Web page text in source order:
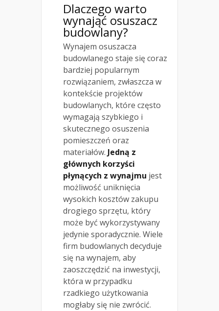
Dlaczego warto
wynająć osuszacz
budowlany?
Wynajem osuszacza
budowlanego staje się coraz
bardziej popularnym
rozwiązaniem, zwłaszcza w
kontekście projektów
budowlanych, które często
wymagają szybkiego i
skutecznego osuszenia
pomieszczeń oraz
materiałów. Jedną z
głównych korzyści
płynących z wynajmu jest
możliwość uniknięcia
wysokich kosztów zakupu
drogiego sprzętu, który
może być wykorzystywany
jedynie sporadycznie. Wiele
firm budowlanych decyduje
się na wynajem, aby
zaoszczędzić na inwestycji,
która w przypadku
rzadkiego użytkowania
mogłaby się nie zwrócić.